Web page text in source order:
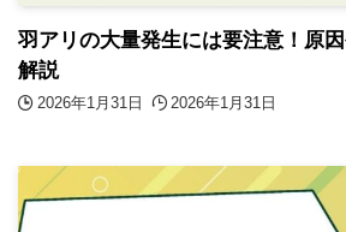
羽アリの大量発生には要注意！原
解説
2026年1月31日 2026年1月31日